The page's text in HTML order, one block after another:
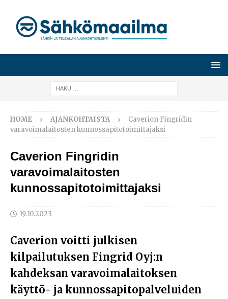
HOME AJANKOHTAISTA
Caverion Fingridin
varavoimalaitosten kunnossapitotoimittajaksi
Caverion Fingridin
varavoimalaitosten
kunnossapitotoimittajaksi
19.10.2023
Caverion voitti julkisen
kilpailutuksen Fingrid Oyj:n
kahdeksan varavoimalaitoksen
käyttö- ja kunnossapitopalveluiden